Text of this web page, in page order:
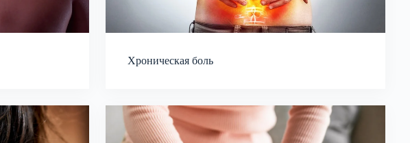
Хроническая боль